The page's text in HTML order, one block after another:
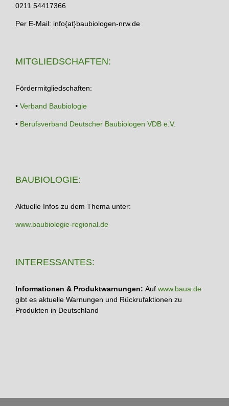
0211 54417366
Per E-Mail: info{at}baubiologen-nrw.de
MITGLIEDSCHAFTEN:
Fördermitgliedschaften:
• Verband Baubiologie
• Berufsverband Deutscher Baubiologen VDB e.V.
BAUBIOLOGIE:
Aktuelle Infos zu dem Thema unter:
www.baubiologie-regional.de
INTERESSANTES:
Informationen & Produktwarnungen: Auf www.baua.de
gibt es aktuelle Warnungen und Rückrufaktionen zu
Produkten in Deutschland